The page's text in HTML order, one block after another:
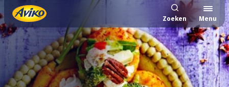
Zoeken Menu